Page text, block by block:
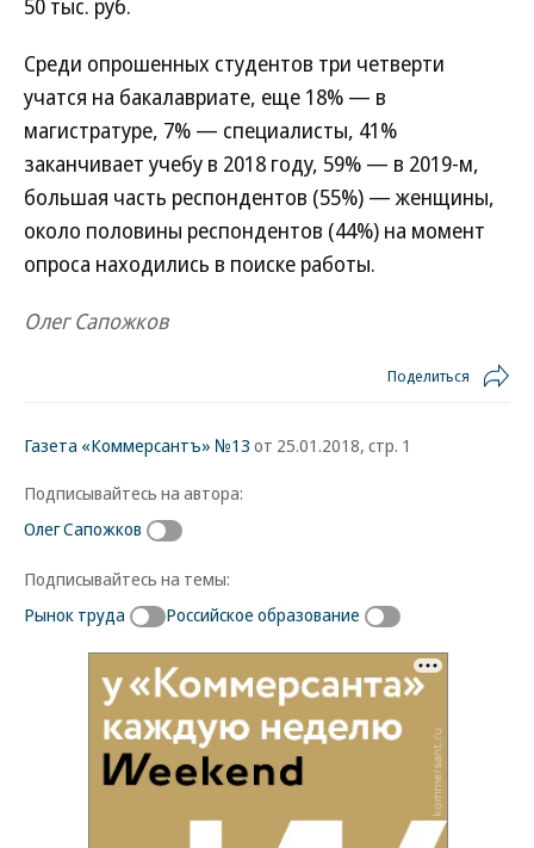
50 тыс. руб.
Среди опрошенных студентов три четверти
учатся на бакалавриате, еще 18% — в
магистратуре, 7% — специалисты, 41%
заканчивает учебу в 2018 году, 59% — в 2019-м,
большая часть респондентов (55%) — женщины,
около половины респондентов (44%) на момент
опроса находились в поиске работы.
Олег Сапожков
Поделиться
Газета «Коммерсантъ» №13 от 25.01.2018, стр. 1
Подписывайтесь на автора:
Олег Сапожков
Подписывайтесь на темы:
Рынок труда
Российское образование